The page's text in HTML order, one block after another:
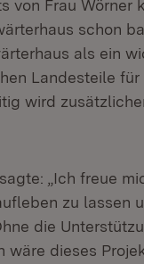
von Frau Wörner
schon
als ein
Landesteile für
wird
„Ich freue
zu lassen
die
wäre dieses